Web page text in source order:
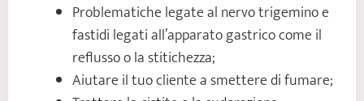
Problematiche legate al nervo trigemino e
fastidi legati all’apparato gastrico come il
reflusso o la stitichezza;
Aiutare il tuo cliente a smettere di fumare;